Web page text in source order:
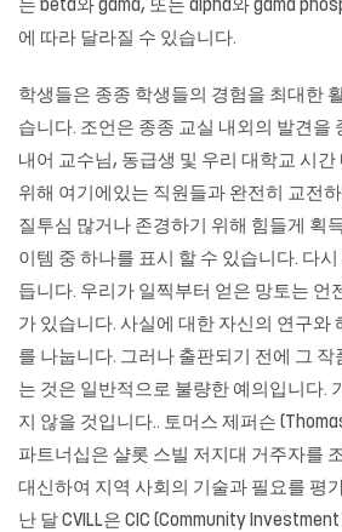
는 beta와 gama, 또는 alpha와 gama
에 따라 달라질 수 있습니다.
학생들은 종종 학생들의 경험을 최대한
습니다. 조언은 종종 교실 내외의 발견을
내어 교수님, 동급생 및 우리 대학교 시간
위해 여기에있는 직원들과 완전히 교전
질투심 많거나 존경하기 위해 힘들게 획
이템 중 하나를 표시 할 수 있습니다. 다
듭니다. 우리가 일찍부터 얻은 망토는 언
가 있습니다. 사실에 대한 자신의 연구와
를 나눕니다. 그러나 출판되기 전에 그
는 것은 일반적으로 불량한 예의입니다.
지 않을 것입니다.. 토머스 제퍼슨
파트너십은 샬롯 스빌 저지대 거주자를
대신하여 지역 사회의 기술과 필요를 평
난 달 CVILL은 CIC (Community